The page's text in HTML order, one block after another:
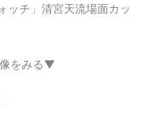
ッチ」清宮天流場面カッ
をみる▼